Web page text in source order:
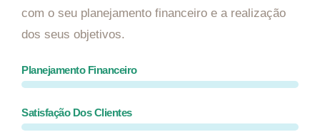
com o seu planejamento financeiro e a realização
dos seus objetivos.
Planejamento Financeiro
Satisfação Dos Clientes